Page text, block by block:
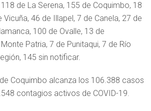
de La Serena, 155 de Coquimbo, 18
46 de Illapel, 7 de Canela, 27 de
100 de Ovalle, 13 de
Patria, 7 de Punitaqui, 7 de Río
145 sin notificar.
Coquimbo alcanza los 106.388 casos
contagios activos de COVID-19.